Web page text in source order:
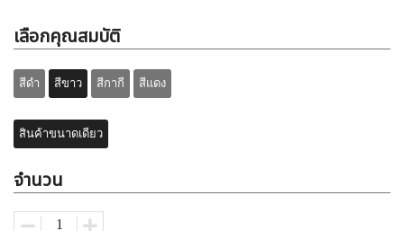
เลือกคุณสมบัติ
สีดำ สีขาว สีกากี สีแดง
สินค้าขนาดเดียว
จำนวน